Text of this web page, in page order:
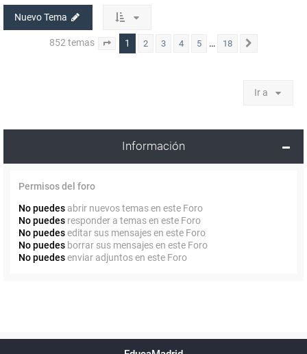
Nuevo Tema
852 temas Página 1de 18
1 2 3 4 5 … 18
Ir a
Información
Permisos del foro
No puedes abrir nuevos temas en este Foro
No puedes responder a temas en este Foro
No puedeseditar sus mensajes en este Foro
No puedes borrar sus mensajes en este Foro
No puedesenviar adjuntos en este Foro